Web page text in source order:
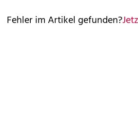
Fehler im Artikel gefunden?